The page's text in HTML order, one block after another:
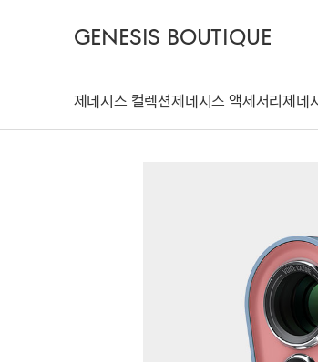
GENESIS BOUTIQUE
제네시스 컬렉션제네시스 액세서리제네